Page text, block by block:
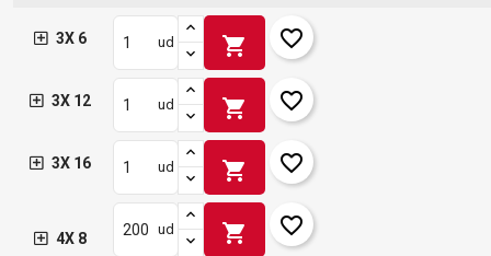
3X 6 ud shopping_cart favorite_border
3X 12 ud shopping_cart favorite_border
3X 16 ud shopping_cart favorite_border
4X 8
ud shopping_cart favorite_border